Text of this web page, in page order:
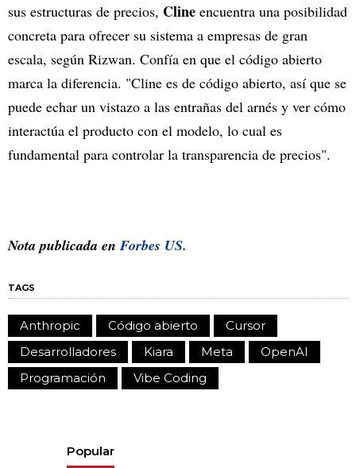
sus estructuras de precios, Cline encuentra una posibilidad
concreta para ofrecer su sistema a empresas de gran
escala, según Rizwan. Confía en que el código abierto
marca la diferencia. "Cline es de código abierto, así que se
puede echar un vistazo a las entrañas del arnés y ver cómo
interactúa el producto con el modelo, lo cual es
fundamental para controlar la transparencia de precios".
Nota publicada en Forbes US.
TAGS
Anthropic Código abierto
Cursor
Desarrolladores
Kiara Meta
OpenAI
Programación
Vibe Coding
Popular